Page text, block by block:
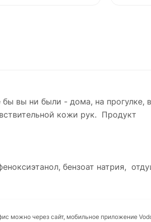
вы ни были - дома, на прогулке, в
кожи рук. Продукт
бензоат натрия,
можно через сайт, мобильное приложение